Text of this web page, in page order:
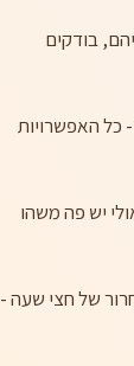
בודקים
האפשרויות
יש פה משהו
של חצי שעה -